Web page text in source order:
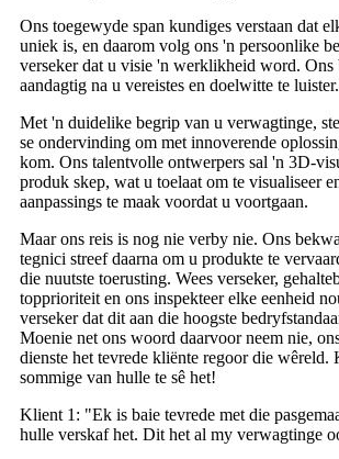
Ons toegewyde span kundiges verstaan ​​dat
uniek is, en daarom volg ons 'n persoonlike
verseker dat u visie 'n werklikheid word. Ons
aandagtig na u vereistes en doelwitte te luister.
Met 'n duidelike begrip van u verwagtinge,
se ondervinding om met innoverende
kom. Ons talentvolle ontwerpers sal 'n 3D-
produk skep, wat u toelaat om te visualiseer
aanpassings te maak voordat u voortgaan.
Maar ons reis is nog nie verby nie. Ons
tegnici streef daarna om u produkte te
die nuutste toerusting. Wees verseker,
topprioriteit en ons inspekteer elke eenheid
verseker dat dit aan die hoogste
Moenie net ons woord daarvoor neem nie,
dienste het tevrede kliënte regoor die wêreld.
sommige van hulle te sê het!
Klient 1: "Ek is baie tevrede met die
hulle verskaf het. Dit het al my verwagtinge